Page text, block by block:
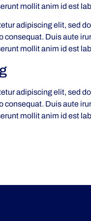
mollit anim id est
adipiscing elit, sed
consequat. Duis aute
mollit anim id est
adipiscing elit, sed
consequat. Duis aute
mollit anim id est